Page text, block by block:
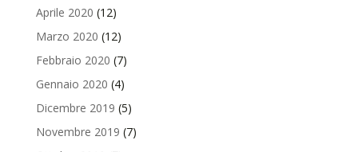
Aprile 2020 (12)
Marzo 2020 (12)
Febbraio 2020 (7)
Gennaio 2020 (4)
Dicembre 2019 (5)
Novembre 2019 (7)